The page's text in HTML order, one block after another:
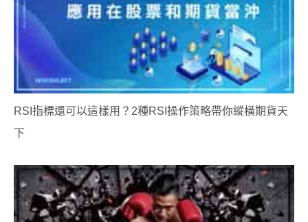
RSI指標還可以這樣用？2種RSI操作策略帶你縱橫期貨天
下